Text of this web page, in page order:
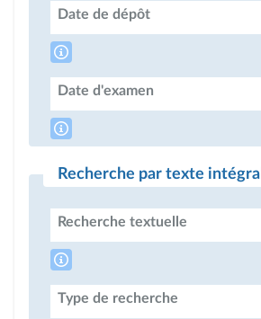
Date de dépôt
Date d'examen
Recherche par texte intégral
Recherche textuelle
Type de recherche